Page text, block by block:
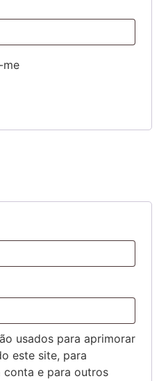
me
usados para aprimorar
este site, para
conta e para outros